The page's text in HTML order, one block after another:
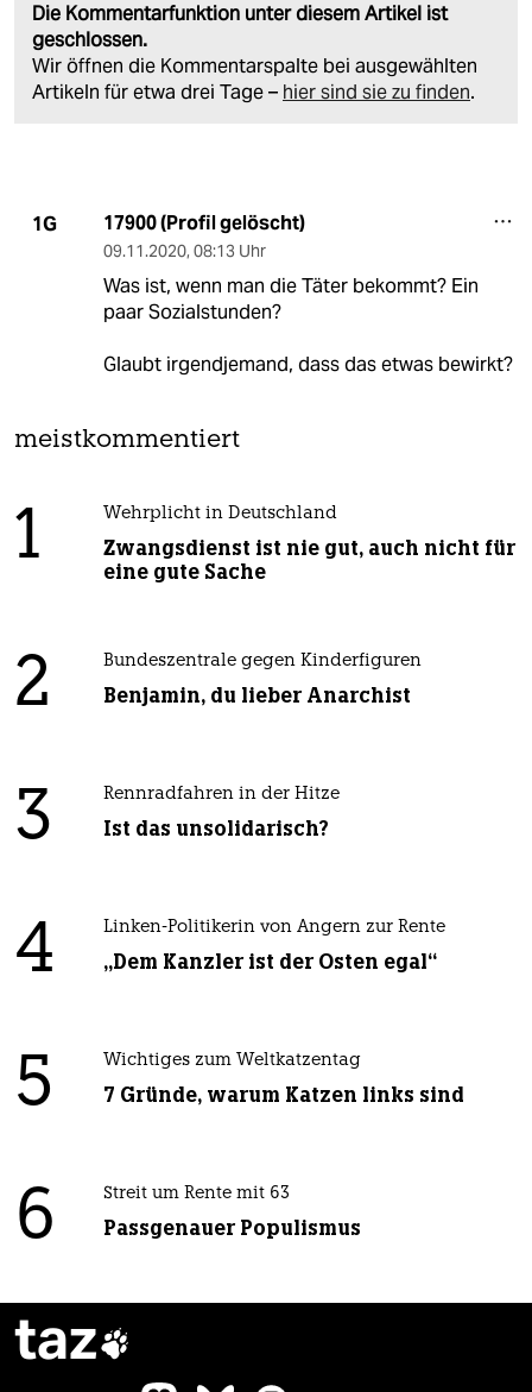
Die Kommentarfunktion unter diesem Artikel ist
geschlossen.
Wir öffnen die Kommentarspalte bei ausgewählten
Artikeln für etwa drei Tage – hier sind sie zu finden.
1G 17900 (Profil gelöscht)
09.11.2020, 08:13 Uhr
Was ist, wenn man die Täter bekommt? Ein
paar Sozialstunden?
Glaubt irgendjemand, dass das etwas bewirkt?
meistkommentiert
1 Wehrplicht in Deutschland
Zwangsdienst ist nie gut, auch nicht für
eine gute Sache
2 Bundeszentrale gegen Kinderfiguren
Benjamin, du lieber Anarchist
3 Rennradfahren in der Hitze
Ist das unsolidarisch?
4 Linken-Politikerin von Angern zur Rente
„Dem Kanzler ist der Osten egal“
5 Wichtiges zum Weltkatzentag
7 Gründe, warum Katzen links sind
6 Streit um Rente mit 63
Passgenauer Populismus
taz